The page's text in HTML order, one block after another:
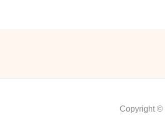
Copyright ©